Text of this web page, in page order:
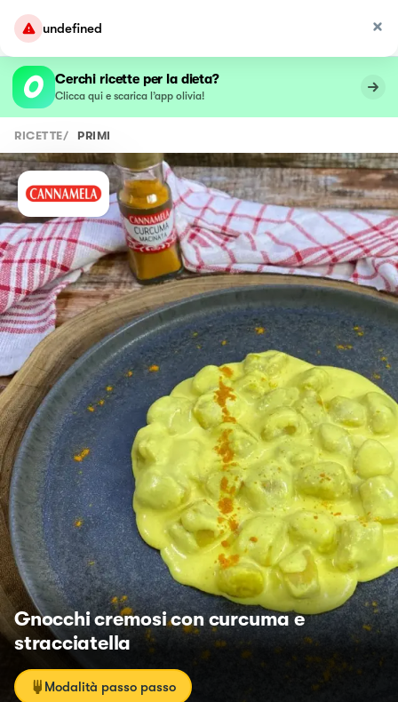
undefined
Cerchi ricette per la dieta?
Clicca qui e scarica l’app olivia!
RICETTE/ PRIMI
Gnocchi cremosi con curcuma e
stracciatella
Modalità passo passo